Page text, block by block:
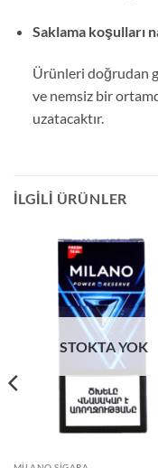
Saklama koşulları
Ürünleri doğrudan
ve nemsiz bir
uzatacaktır.
İLGILI ÜRÜNLER
STOKTA YOK